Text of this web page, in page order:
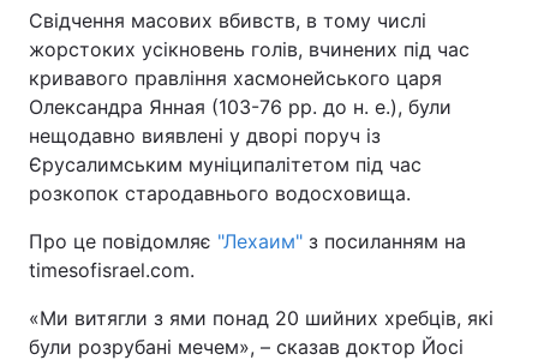
Дніпро Харків
Одеса
Спорт Наука
Техно і зв'язок
Зброя Інциденти
Свідчення масових вбивств, в тому числі
жорстоких усікновень голів, вчинених під час
кривавого правління хасмонейського царя
Олександра Янная (103-76 рр. до н. е.), були
нещодавно виявлені у дворі поруч із
Єрусалимським муніципалітетом під час
розкопок стародавнього водосховища.
Про це повідомляє "Лехаим" з посиланням на
timesofisrael.com.
«Ми витягли з ями понад 20 шийних хребців, які
були розрубані мечем», – сказав доктор Йосі